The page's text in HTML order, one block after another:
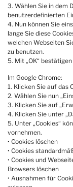
3. Wählen Sie in dem
benutzerdefinierten
4. Nun können Sie
lange Sie diese
welchen Webseiten
zu benutzen.
5. Mit „OK“
Im Google Chrome:
1. Klicken Sie auf das
2. Wählen Sie nun
3. Klicken Sie auf
4. Klicken Sie unter
5. Unter „Cookies“
vornehmen.
• Cookies löschen
• Cookies
• Cookies und
Browsers löschen
• Ausnahmen für